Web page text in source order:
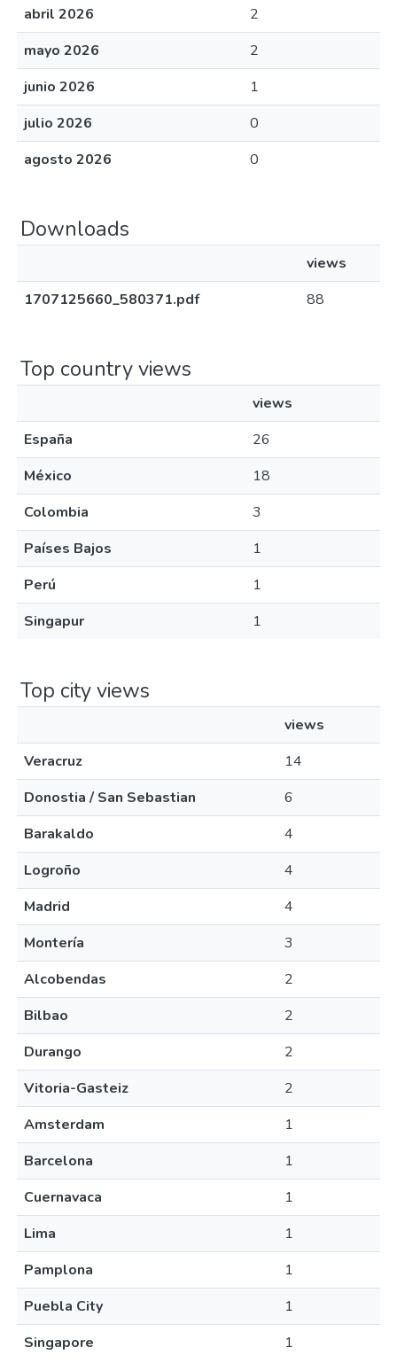
abril 2026
2
mayo 2026
2
junio 2026
1
julio 2026
0
agosto 2026
0
Downloads
views
1707125660_580371.pdf
88
Top country views
views
España
26
México
18
Colombia
3
Países Bajos
1
Perú
1
Singapur
1
Top city views
views
Veracruz
14
Donostia / San Sebastian
6
Barakaldo
4
Logroño
4
Madrid
4
Montería
3
Alcobendas
2
Bilbao
2
Durango
2
Vitoria-Gasteiz
2
Amsterdam
1
Barcelona
1
Cuernavaca
1
Lima
1
Pamplona
1
Puebla City
1
Singapore
1